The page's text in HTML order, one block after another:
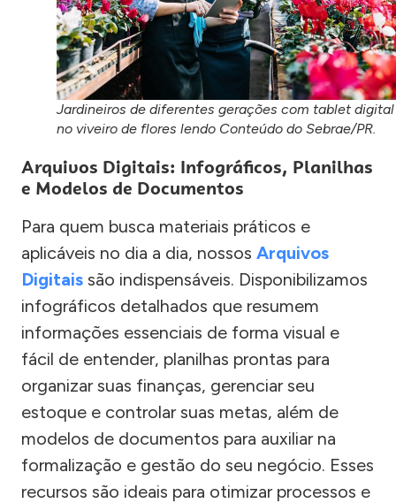
Jardineiros de diferentes gerações com tablet digital
no viveiro de flores lendo Conteúdo do Sebrae/PR.
Arquivos Digitais: Infográficos, Planilhas
e Modelos de Documentos
Para quem busca materiais práticos e
aplicáveis no dia a dia, nossos Arquivos
Digitais são indispensáveis. Disponibilizamos
infográficos detalhados que resumem
informações essenciais de forma visual e
fácil de entender, planilhas prontas para
organizar suas finanças, gerenciar seu
estoque e controlar suas metas, além de
modelos de documentos para auxiliar na
formalização e gestão do seu negócio. Esses
recursos são ideais para otimizar processos e